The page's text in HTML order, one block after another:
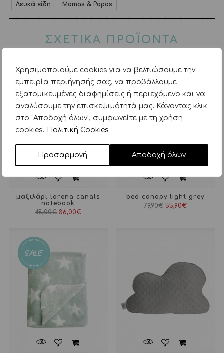
Χρησιμοποιούμε cookies για να βελτιώσουμε την
εμπειρία περιήγησής σας, να προβάλλουμε
εξατομικευμένες διαφημίσεις ή περιεχόμενο και να
αναλύσουμε την επισκεψιμότητά μας. Κάνοντας κλικ
στο "Αποδοχή όλων", συμφωνείτε με τη χρήση
cookies. Πολιτική Cookies
Προσαρμογή Αποδοχή όλων
Λευκά είδη
Mamas & Papas
ΣΧΕΤΙΚΑ ΠΡΟΪΟΝΤΑ
μαξιλάρι lorena canals
notebook
45,00€ Original
36,00€Η
bed canopy light grey
79,90€ Original
55,90€Η